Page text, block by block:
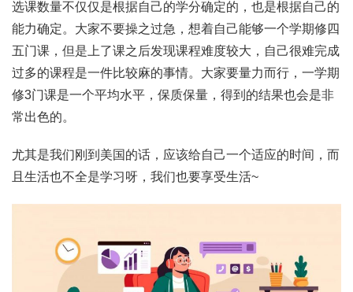
选课数量不仅仅是根据自己的学分确定的，也是根据自己的
能力确定。大家不要操之过急，想着自己能够一个学期修四
五门课，但是上了课之后发现课程难度较大，自己很难完成
过多的课程是一件比较麻的事情。大家要量力而行，一学期
修3门课是一个平均水平，保质保量，得到的结果也会是非
常出色的。
尤其是我们刚到美国的话，应该给自己一个适应的时间，而
且生活也不全是学习呀，我们也要享受生活~